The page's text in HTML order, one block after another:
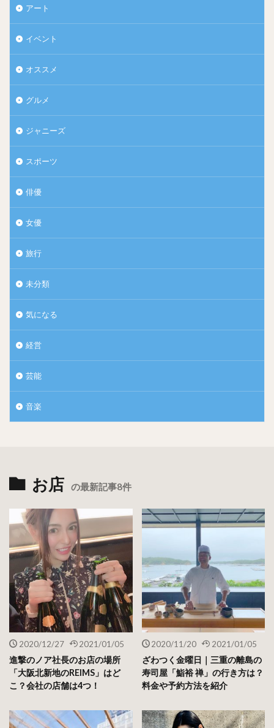
アート
イベント
オススメ
グルメ
ジャニーズ
スポーツ
俳優
女優
旅行
未分類
気になる
経営
芸能
音楽
お店 の最新記事8件
2020/12/27 2021/01/05
進撃のノア社長のお店の場所
「大阪北新地のREIMS」はど
こ？会社の店舗は4つ！
2020/11/20 2021/01/05
ざわつく金曜日｜三重の離島の
寿司屋「鮨裕 禅」の行き方は？
料金や予約方法を紹介